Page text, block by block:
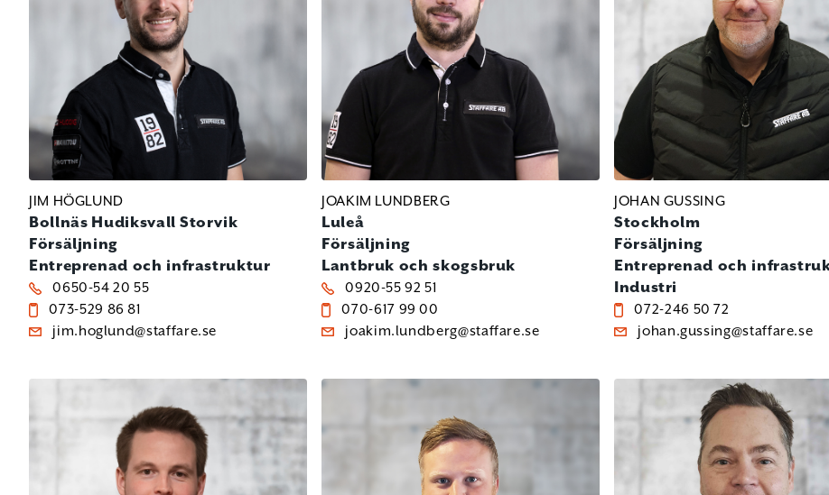
JIM HÖGLUND
Bollnäs Hudiksvall Storvik
Försäljning
Entreprenad och infrastruktur
0650-54 20 55
073-529 86 81
jim.hoglund@staffare.se
JOAKIM LUNDBERG
Luleå
Försäljning
Lantbruk och skogsbruk
0920-55 92 51
070-617 99 00
joakim.lundberg@staffare.se
JOHAN GUSSING
Stockholm
Försäljning
Entreprenad och
Industri
072-246 50 72
johan.gussing@staffare.se